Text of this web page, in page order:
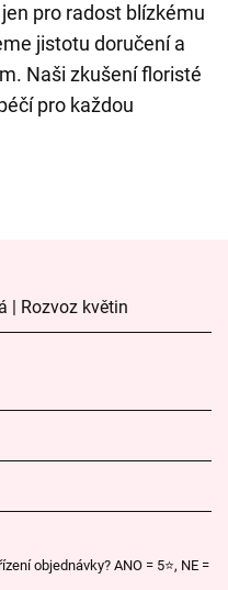
pro radost blízkému
jistotu doručení a
Naši zkušení floristé
pro každou
| Rozvoz květin
objednávky? ANO = 5⭐, NE =